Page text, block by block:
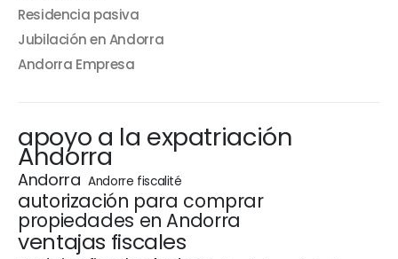
Residencia pasiva
Jubilación en Andorra
Andorra Empresa
apoyo a la expatriación
Andorra
Andorra Andorre fiscalité
autorización para comprar
propiedades en Andorra
ventajas fiscales